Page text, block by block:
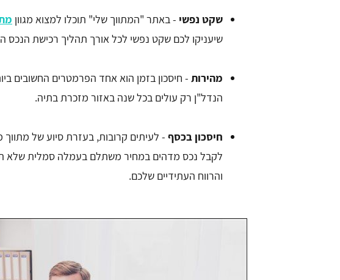
שקט נפשי - באתר "המתווך שלי" תוכלו למצוא מגוון
שיעניקו לכם שקט נפשי לכל אורך תהליך רכישת הנכס
מהירות - חיסכון בזמן הוא אחד הפרמטרים החשובים
הנדל"ן רק עולים בכל שנה באזור מזכרת בתיה.
חיסכון בכסף - לעיתים קרובות, בעזרת סיוע של
לקבל נכס מדהים במחיר משתלם בעמלה סמלית שלא
והרווח העתידיים שלכם.